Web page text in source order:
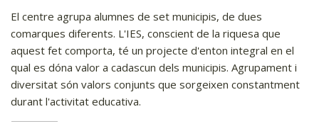
El centre agrupa alumnes de set municipis, de dues
comarques diferents. L'IES, conscient de la riquesa que
aquest fet comporta, té un projecte d'enton integral en el
qual es dóna valor a cadascun dels municipis. Agrupament i
diversitat són valors conjunts que sorgeixen constantment
durant l'activitat educativa.